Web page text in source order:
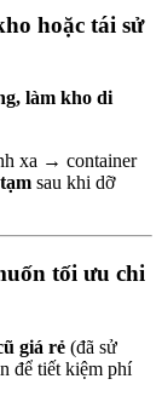
hoặc tái sử
làm kho di
xa → container
sau khi dỡ
tối ưu chi
giá rẻ (đã sử
để tiết kiệm phí